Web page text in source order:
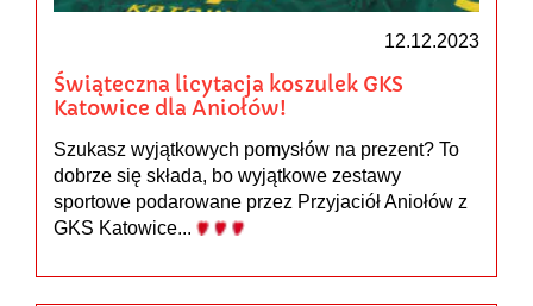
12.12.2023
Świąteczna licytacja koszulek GKS
Katowice dla Aniołów!
Szukasz wyjątkowych pomysłów na prezent? To
dobrze się składa, bo wyjątkowe zestawy
sportowe podarowane przez Przyjaciół Aniołów z
GKS Katowice...